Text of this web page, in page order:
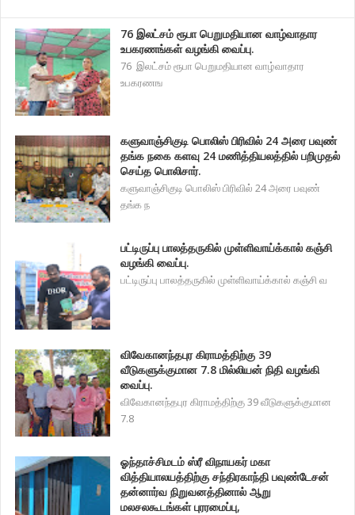
76 இலட்சம் ரூபா பெறுமதியான வாழ்வாதார
உபகரணங்கள் வழங்கி வைப்பு.
76 இலட்சம் ரூபா பெறுமதியான வாழ்வாதார
உபகரணங
களுவாஞ்சிகுடி பொலிஸ் பிரிவில் 24 அரை பவுண்
தங்க நகை களவு 24 மணித்தியலத்தில் பறிமுதல்
செய்த பொலிசார்.
களுவாஞ்சிகுடி பொலிஸ் பிரிவில் 24 அரை பவுண்
தங்க ந
பட்டிருப்பு பாலத்தருகில் முள்ளிவாய்க்கால் கஞ்சி
வழங்கி வைப்பு.
பட்டிருப்பு பாலத்தருகில் முள்ளிவாய்க்கால் கஞ்சி வ
விவேகானந்தபுர கிராமத்திற்கு 39
வீடுகளுக்குமான 7.8 மில்லியன் நிதி வழங்கி
வைப்பு.
விவேகானந்தபுர கிராமத்திற்கு 39 வீடுகளுக்குமான
7.8
ஓந்தாச்சிமடம் ஸ்ரீ விநாயகர் மகா
வித்தியாலயத்திற்கு சந்திரகாந்தி பவுண்டேசன்
தன்னார்வ நிறுவனத்தினால் ஆறு
மலசலகூடங்கள் புரரமைப்பு,